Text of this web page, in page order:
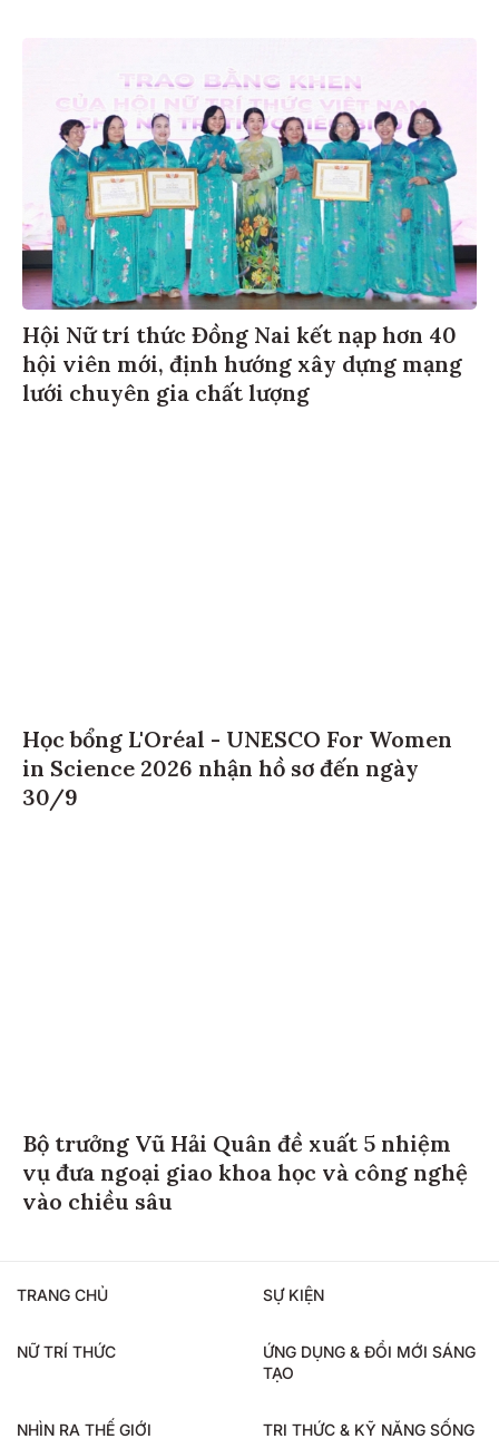
Hội Nữ trí thức Đồng Nai kết nạp hơn 40
hội viên mới, định hướng xây dựng mạng
lưới chuyên gia chất lượng
Học bổng L'Oréal - UNESCO For Women
in Science 2026 nhận hồ sơ đến ngày
30/9
Bộ trưởng Vũ Hải Quân đề xuất 5 nhiệm
vụ đưa ngoại giao khoa học và công nghệ
vào chiều sâu
TRANG CHỦ SỰ KIỆN
NỮ TRÍ THỨC
ỨNG DỤNG & ĐỔI MỚI SÁNG
TẠO
NHÌN RA THẾ GIỚI TRI THỨC & KỸ NĂNG SỐNG